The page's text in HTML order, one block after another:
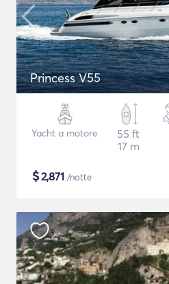
Princess V55
Yacht a motore
55 ft
17 m
$2,871 /notte